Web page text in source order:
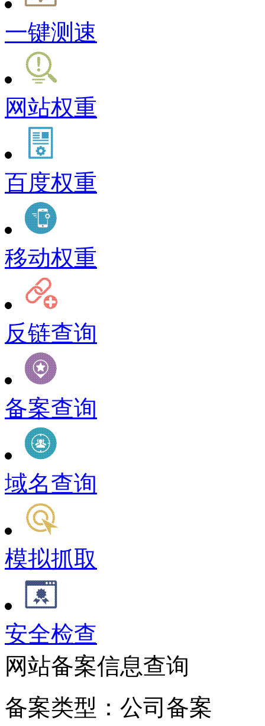
一键测速
网站权重
百度权重
移动权重
反链查询
备案查询
域名查询
模拟抓取
安全检查
网站备案信息查询
备案类型：公司备案